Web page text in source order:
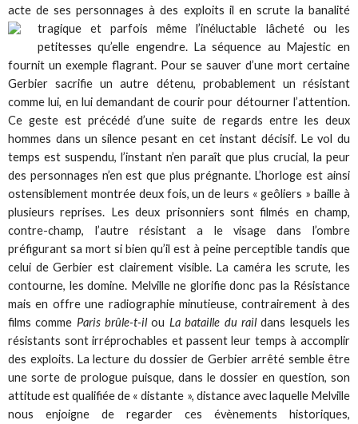
acte de ses personnages à des exploits il en scrute la banalité
tragique et parfois même l’inéluctable lâcheté ou les
petitesses qu’elle engendre. La séquence au Majestic en
fournit un exemple flagrant. Pour se sauver d’une mort certaine
Gerbier sacrifie un autre détenu, probablement un résistant
comme lui, en lui demandant de courir pour détourner l’attention.
Ce geste est précédé d’une suite de regards entre les deux
hommes dans un silence pesant en cet instant décisif. Le vol du
temps est suspendu, l’instant n’en paraît que plus crucial, la peur
des personnages n’en est que plus prégnante. L’horloge est ainsi
ostensiblement montrée deux fois, un de leurs « geôliers » baille à
plusieurs reprises. Les deux prisonniers sont filmés en champ,
contre-champ, l’autre résistant a le visage dans l’ombre
préfigurant sa mort si bien qu’il est à peine perceptible tandis que
celui de Gerbier est clairement visible. La caméra les scrute, les
contourne, les domine. Melville ne glorifie donc pas la Résistance
mais en offre une radiographie minutieuse, contrairement à des
films comme Paris brûle-t-ilou La bataille du raildans lesquels les
résistants sont irréprochables et passent leur temps à accomplir
des exploits. La lecture du dossier de Gerbier arrêté semble être
une sorte de prologue puisque, dans le dossier en question, son
attitude est qualifiée de « distante », distance avec laquelle Melville
nous enjoigne de regarder ces évènements historiques,